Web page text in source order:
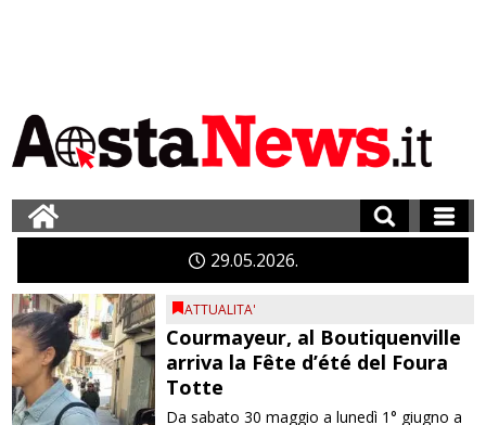
2905 2026
ATTUALITA'
Courmayeur, al Boutiquenville
arriva la Fête d’été del Foura
Totte
Da sabato 30 maggio a lunedì 1° giugno a